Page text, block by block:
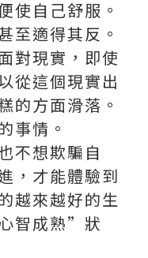
使自己舒服。
至適得其反。
對現實，即使
從這個現實出
的方面滑落。
事情。
不想欺騙自
，才能體驗到
來越好的生
智成熟”狀